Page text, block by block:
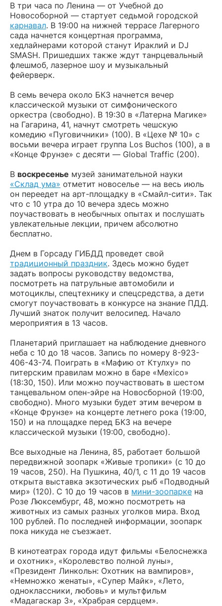
В три часа по Ленина — от Учебной до
Новособорной — стартует седьмой городской
карнавал. В 19:00 на нижней террасе Лагерного
сада начнется концертная программа,
хедлайнерами которой станут Ираклий и DJ
SMASH. Пришедших также ждут танрцевальный
флешмоб, лазерное шоу и музыкальный
фейерверк.
В семь вечера около БКЗ начнется вечер
классической музыки от симфонического
оркестра (свободно). В 19:30 в «Латерна Магике»
на Гагарина, 41, начнут смотреть чешскую
комедию «Пуговичники» (100). В «Цехе № 10» с
восьми вечера играет группа Los Buchos (100), а в
«Конце Фрунзе» с десяти — Global Traffic (200).
В воскресенье музей занимательной науки
«Склад ума» отметит новоселье — на весь июль
он переедет на арт-площадку в «Смайл-сити». Так
что с 10 утра до 10 вечера здесь можно
поучаствовать в необычных опытах и послушать
увлекательные лекции, причем абсолютно
бесплатно.
Днем в Горсаду ГИБДД проведет свой
традиционный праздник. Здесь можно будет
задать вопросы руководству ведомства,
посмотреть на патрульные автомобили и
мотоциклы, спецтехнику и спецсредства, а дети
смогут поучаствовать в конкурсе на знание ПДД.
Лучший знаток получит велосипед. Начало
мероприятия в 13 часов.
Планетарий приглашает на наблюдение дневного
неба с 10 до 18 часов. Запись по номеру 8-923-
406-43-74. Поиграть в «Мафию от Ктулху» по
питерским правилам можно в баре «Mexico»
(18:30, 150). Или можно поучаствовать в шестом
танцевальном опен-эйре на Новосборной (19:00,
свободно). Много музыки будет этим вечером в
«Конце Фрунзе» на концерте летнего рока (19:00,
150) и на площадке перед БКЗ на вечере
классической музыки (19:00, свободно).
Все выходные на Ленина, 85, работает большой
передвижной зоопарк «Живые тропики» (с 10 до
19 часов, 250). На Пушкина, 40/1, с 11 до 19 часов
открыта выставка экзотических рыб «Подводный
мир» (120). С 10 до 19 часов в мини-зоопарке на
Розе Люксембург, 48, можно посмотреть на
животных из самых разных уголков мира. Вход
100 рублей. По последней информации, зоопарк
пока никуда не съезжает.
В кинотеатрах города идут фильмы «Белоснежка
и охотник», «Королевство полной луны»,
«Президент Линкольн: Охотник на вампиров»,
«Немножко женаты», «Супер Майк», «Лето,
одноклассники, любовь» и мультфильм
«Мадагаскар 3», «Храбрая сердцем».